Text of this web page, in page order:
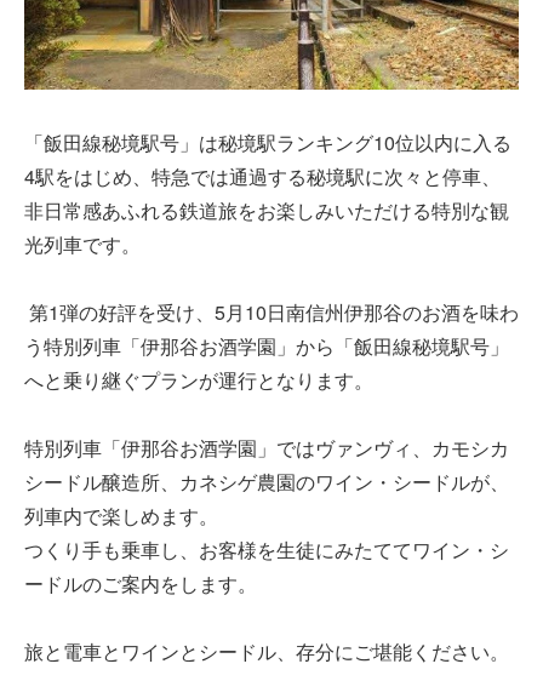
「飯田線秘境駅号」は秘境駅ランキング10位以内に入る
4駅をはじめ、特急では通過する秘境駅に次々と停車、
非日常感あふれる鉄道旅をお楽しみいただける特別な観
光列車です。
第1弾の好評を受け、5月10日南信州伊那谷のお酒を味わ
う特別列車「伊那谷お酒学園」から「飯田線秘境駅号」
へと乗り継ぐプランが運行となります。
特別列車「伊那谷お酒学園」ではヴァンヴィ、カモシカ
シードル醸造所、カネシゲ農園のワイン・シードルが、
列車内で楽しめます。
つくり手も乗車し、お客様を生徒にみたててワイン・シ
ードルのご案内をします。
旅と電車とワインとシードル、存分にご堪能ください。